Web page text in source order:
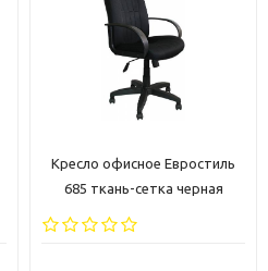
Кресло офисное Евростиль
685 ткань-сетка черная